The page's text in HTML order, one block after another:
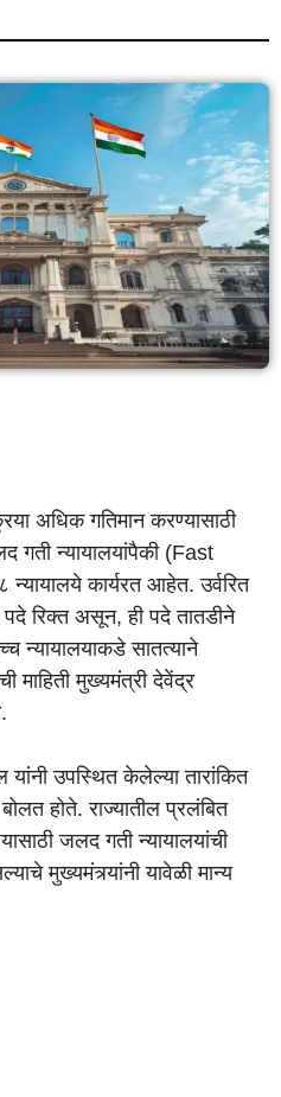
अधिक गतिमान करण्यासाठी
न्यायालयांपैकी (Fast
कार्यरत आहेत. उर्वरित
पदे रिक्त असून, ही पदे तातडीने
न्यायालयाकडे सातत्याने
माहिती मुख्यमंत्री देवेंद्र
उपस्थित केलेल्या तारांकित
होते. राज्यातील प्रलंबित
जलद गती न्यायालयांची
मुख्यमंत्र्यांनी यावेळी मान्य